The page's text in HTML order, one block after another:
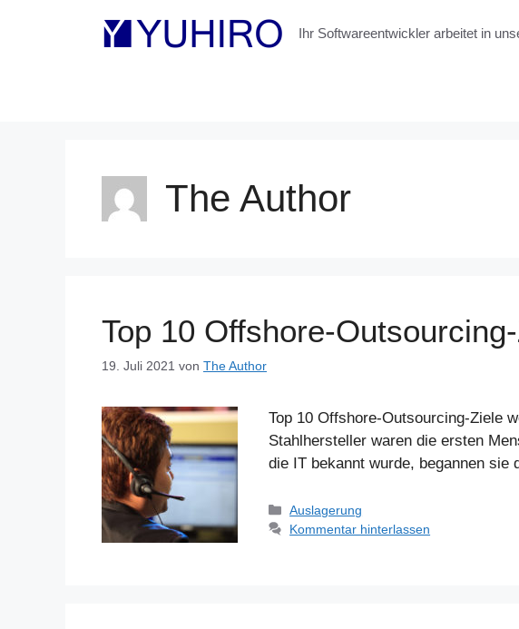
Ihr Softwareentwickler arbeitet in
The Author
Top 10 Offshore-
19. Juli 2021 von The Author
Top 10 Offshore-Outsourcing-Ziele
Stahlhersteller waren die ersten
die IT bekannt wurde, begannen sie
Kategorien
Auslagerung
Kommentar hinterlassen